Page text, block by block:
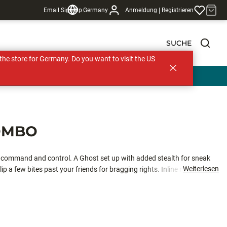
Email Sign UpGermany Anmeldung | Registrieren
SUCHE
and control. A Ghost set up with added stealth for sneak
a few bites past your friends for bragging rights. Inline reelWeiterlesen
store for Germany. Do you want to visit the US